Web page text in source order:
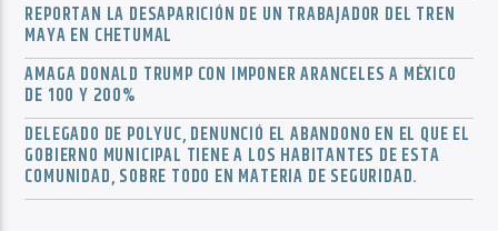
REPORTAN LA DESAPARICIÓN DE UN TRABAJADOR DEL TREN
MAYA EN CHETUMAL
AMAGA DONALD TRUMP CON IMPONER ARANCELES A MÉXICO
DE 100 Y 200%
DELEGADO DE POLYUC, DENUNCIÓ EL ABANDONO EN EL QUE EL
GOBIERNO MUNICIPAL TIENE A LOS HABITANTES DE ESTA
COMUNIDAD, SOBRE TODO EN MATERIA DE SEGURIDAD.